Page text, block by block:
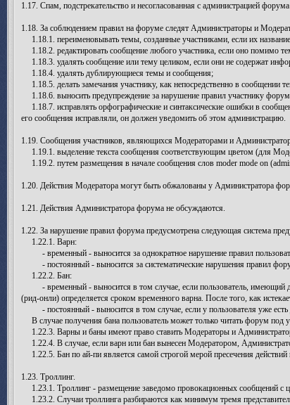
1.17. Спам, подстрекательство и несогласованная с администрацией
1.18. За соблюдением правил на форуме следят Администраторы и
1.18.1. переименовывать темы, созданные участниками, если их
1.18.2. редактировать сообщение любого участника, если оно помимо
1.18.3. удалять сообщение или тему целиком, если они не содержат
1.18.4. удалять дублирующиеся темы и сообщения;
1.18.5. делать замечания участнику, как непосредственно в
1.18.6. выносить предупреждение за нарушение правил участнику
1.18.7. исправлять орфографические и синтаксические ошибки в
его сообщения исправляли, он должен уведомить об этом администрацию.
1.19. Сообщения участников, являющихся Модераторами и
1.19.1. выделение текста сообщения соответствующим цветом (для
1.19.2. путем размещения в начале сообщения слов moder mode on
1.20. Действия Модератора могут быть обжалованы у Администратора
1.21. Действия Администратора форума не обсуждаются.
1.22. За нарушение правил форума предусмотрена следующая система
1.22.1. Варн:
- временный - выносится за однократное нарушение правил
- постоянный - выносится за систематические нарушения правил
1.22.2. Бан:
- временный - выносится в том случае, если пользователь, имеющий
(рид-онли) определяется сроком временного варна. После того, как
- постоянный - выносится в том случае, если у пользователя уже есть
В случае получения бана пользователь может только читать форум
1.22.3. Варны и баны имеют право ставить Модераторы и
1.22.4. В случае, если варн или бан вынесен Модератором,
1.22.5. Бан по ай-пи является самой строгой мерой пресечения
1.23. Троллинг.
1.23.1. Троллинг - размещение заведомо провокационных сообщений с
1.23.2. Случаи троллинга разбираются как минимум тремя